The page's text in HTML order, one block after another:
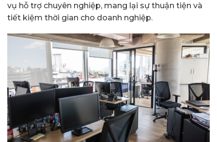
vụ hỗ trợ chuyên nghiệp, mang lại sự thuận tiện và
tiết kiệm thời gian cho doanh nghiệp.